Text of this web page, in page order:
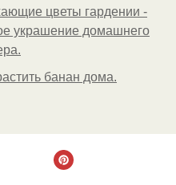
цветы гардении -
украшение домашнего
банан дома.